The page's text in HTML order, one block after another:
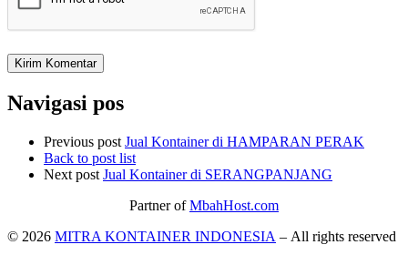
Navigasi pos
Previous post Jual Kontainer di HAMPARAN PERAK
Back to post list
Next post Jual Kontainer di SERANGPANJANG
Partner ofMbahHost.com
© 2026 MITRA KONTAINER INDONESIA – All rights reserved